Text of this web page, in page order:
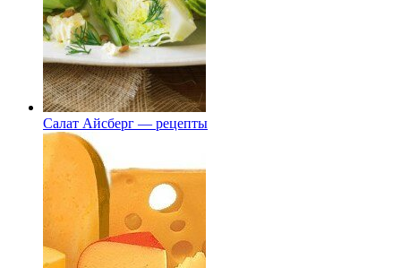
Салат Айсберг — рецепты